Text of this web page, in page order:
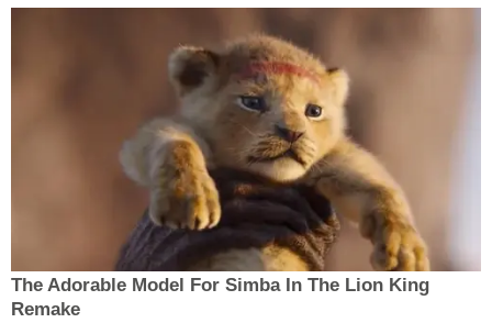
The Adorable Model For Simba In The Lion King
Remake